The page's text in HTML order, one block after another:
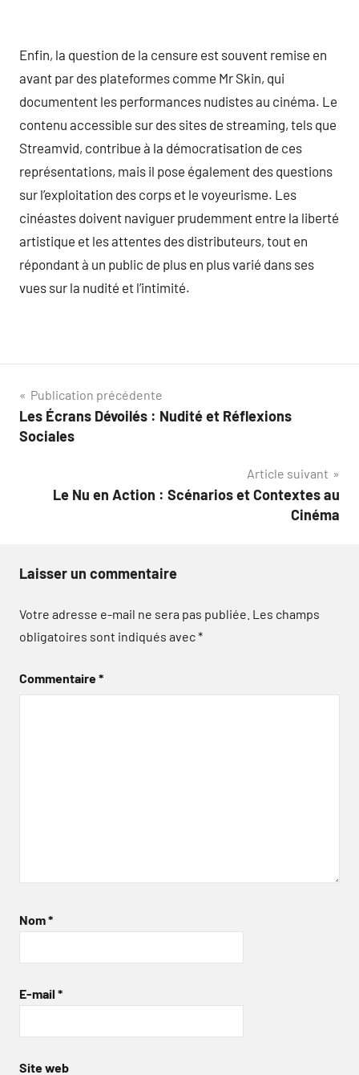
Enfin, la question de la censure est souvent remise en
avant par des plateformes comme Mr Skin, qui
documentent les performances nudistes au cinéma. Le
contenu accessible sur des sites de streaming, tels que
Streamvid, contribue à la démocratisation de ces
représentations, mais il pose également des questions
sur l’exploitation des corps et le voyeurisme. Les
cinéastes doivent naviguer prudemment entre la liberté
artistique et les attentes des distributeurs, tout en
répondant à un public de plus en plus varié dans ses
vues sur la nudité et l’intimité.
Navigation
de
Publication précédente
Les Écrans Dévoilés : Nudité et Réflexions
Sociales
Article suivant
Le Nu en Action : Scénarios et Contextes au
Cinéma
Laisser un commentaire
Votre adresse e-mail ne sera pas publiée. Les champs
obligatoires sont indiqués avec*
Commentaire*
Nom*
E-mail *
Site web